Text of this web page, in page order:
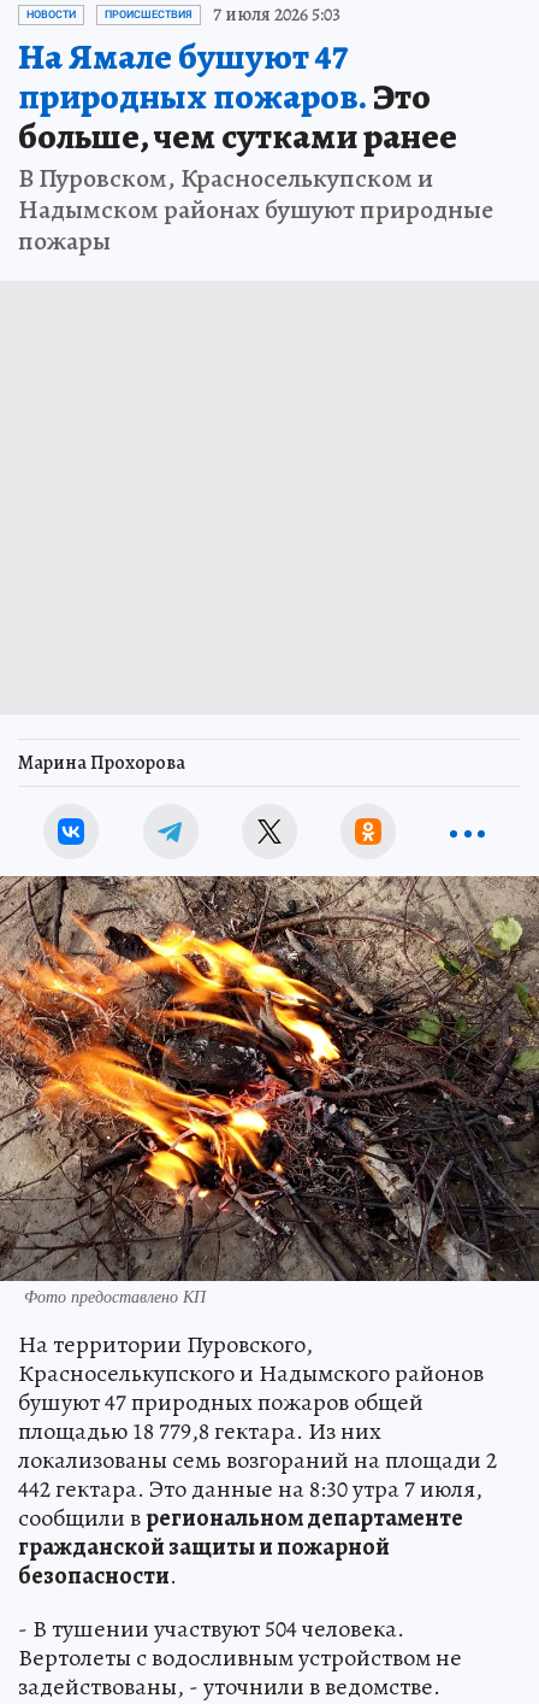
НОВОСТИ ПРОИСШЕСТВИЯ 7 июля 2026 5:03
На Ямале бушуют 47
природных пожаров.Это
больше, чем сутками ранее
В Пуровском, Красноселькупском и
Надымском районах бушуют природные
пожары
Марина Прохорова
Фото предоставлено КП
На территории Пуровского,
Красноселькупского и Надымского районов
бушуют 47 природных пожаров общей
площадью 18 779,8 гектара. Из них
локализованы семь возгораний на площади 2
442 гектара. Это данные на 8:30 утра 7 июля,
сообщили врегиональном департаменте
гражданской защиты и пожарной
безопасности.
- В тушении участвуют 504 человека.
Вертолеты с водосливным устройством не
задействованы, - уточнили в ведомстве.